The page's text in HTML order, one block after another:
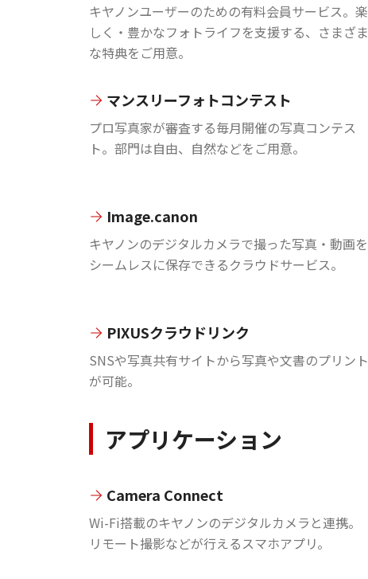
キヤノンユーザーのための有料会員サービス。楽
しく・豊かなフォトライフを支援する、さまざま
な特典をご用意。
マンスリーフォトコンテスト
プロ写真家が審査する毎月開催の写真コンテス
ト。部門は自由、自然などをご用意。
Image.canon
キヤノンのデジタルカメラで撮った写真・動画を
シームレスに保存できるクラウドサービス。
PIXUSクラウドリンク
SNSや写真共有サイトから写真や文書のプリント
が可能。
アプリケーション
Camera Connect
Wi-Fi搭載のキヤノンのデジタルカメラと連携。
リモート撮影などが行えるスマホアプリ。